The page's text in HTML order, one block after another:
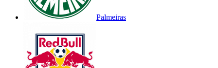
Palmeiras